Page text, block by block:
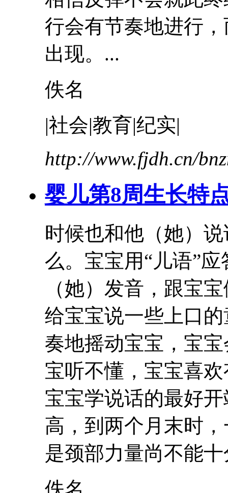
行会有节奏地进行
出现。...
佚名
|社会|教育|纪实|
http://www.fjdh.cn/
婴儿第8周生长特
时候也和他（她）
么。宝宝用“儿语”
（她）发音，跟宝
给宝宝说一些上口
奏地摇动宝宝，宝
宝听不懂，宝宝喜欢
宝宝学说话的最好
高，到两个月末时
是颈部力量尚不能